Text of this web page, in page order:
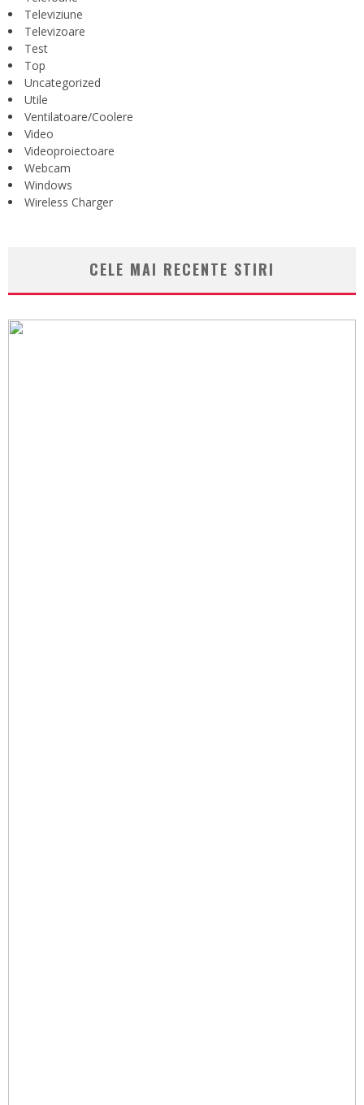
Televiziune
Televizoare
Test
Top
Uncategorized
Utile
Ventilatoare/Coolere
Video
Videoproiectoare
Webcam
Windows
Wireless Charger
CELE MAI RECENTE STIRI